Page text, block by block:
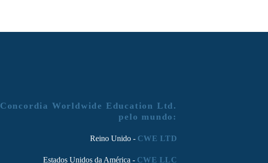
Concordia Worldwide Education Ltd.
pelo mundo:
Reino Unido - CWE LTD
Estados Unidos da América - CWE LLC